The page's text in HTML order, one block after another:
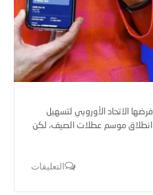
الاتحاد الأوروبي لتسهيل
انطلاق موسم عطلات الصيف، لكن
التعليقات